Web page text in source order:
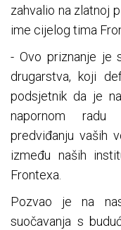
zahvalio na zlatnoj
ime cijelog tima
- Ovo priznanje je
drugarstva, koji
podsjetnik da je
napornom radu
predviđanju vaših
između naših
Frontexa.
Pozvao je na
suočavanja s